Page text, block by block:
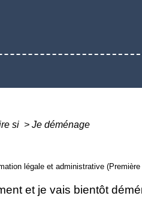
si > Je déménage
légale et administrative
et je vais bientôt